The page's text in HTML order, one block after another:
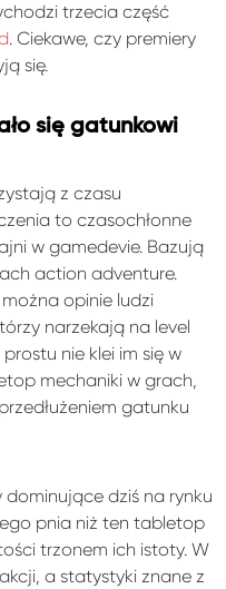
trzecia część
. Ciekawe, czy premiery
się.
się gatunkowi
z czasu
to czasochłonne
w gamedevie. Bazują
action adventure.
opinie ludzi
narzekają na level
nie klei im się w
mechaniki w grach,
gatunku
dziś na rynku
pnia niż ten tabletop
trzonem ich istoty. W
a statystyki znane z